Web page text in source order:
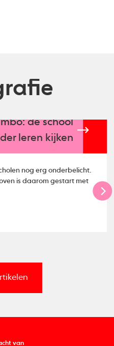
de school
leren kijken
nog erg onderbelicht.
is daarom gestart met
van